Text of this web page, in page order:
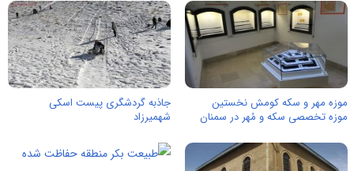
موزه مهر و سکه کومش نخستین
موزه تخصصی سکه و مُهر در سمنان
جاذبه گردشگری پیست اسکی
شهمیرزاد